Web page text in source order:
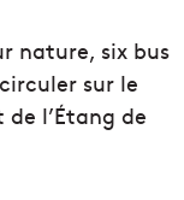
nature, six bus
sur le
de l’Étang de